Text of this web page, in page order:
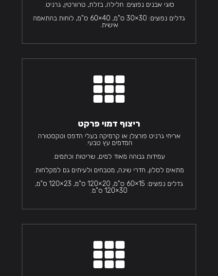
סוגי אבנים נפוצים: חלילה, בזלת, טרוורטין, גרניט.
גדלים נפוצים: 30×30 ס"מ, 40×60 ס"מ, לוחות בהתאמה
אישית.

ריצוף דמוי פרקט
אריחי גרניט פורצלן או קרמיקה בעלי הדפס וטקסטורה
המדמים עץ טבעי.
עמידות גבוהה מאוד למים, שריטות וכתמים.
מתאים לסלון, חדרי שינה, מטבחים ולעיתים גם למקלחות.
גדלים נפוצים: 15×60 ס"מ, 20×120 ס"מ, 23×120 ס"מ,
30×120 ס"מ.
